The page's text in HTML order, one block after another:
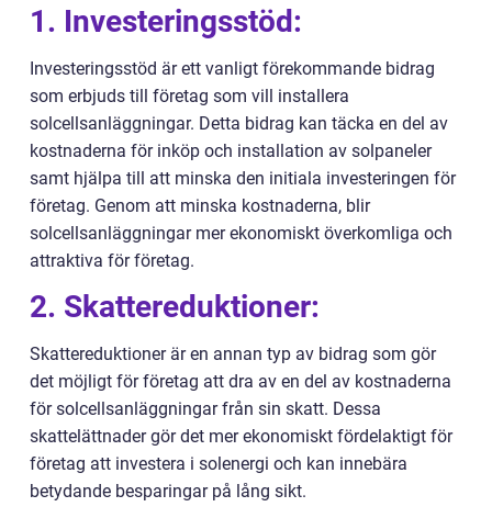
1. Investeringsstöd:
Investeringsstöd är ett vanligt förekommande bidrag
som erbjuds till företag som vill installera
solcellsanläggningar. Detta bidrag kan täcka en del av
kostnaderna för inköp och installation av solpaneler
samt hjälpa till att minska den initiala investeringen för
företag. Genom att minska kostnaderna, blir
solcellsanläggningar mer ekonomiskt överkomliga och
attraktiva för företag.
2. Skattereduktioner:
Skattereduktioner är en annan typ av bidrag som gör
det möjligt för företag att dra av en del av kostnaderna
för solcellsanläggningar från sin skatt. Dessa
skattelättnader gör det mer ekonomiskt fördelaktigt för
företag att investera i solenergi och kan innebära
betydande besparingar på lång sikt.